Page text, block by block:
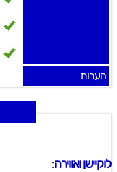
הערות
לוקיישן ואווירה: